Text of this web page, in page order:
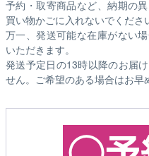
予約・取寄商品など、納期の
買い物かごに入れないでくださ
万一、発送可能な在庫がない
いただきます。
発送予定日の13時以降のお届
せん。ご希望のある場合はお早